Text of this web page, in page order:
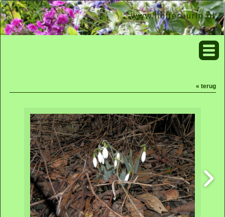
www.hofteruurlo.nl
« terug